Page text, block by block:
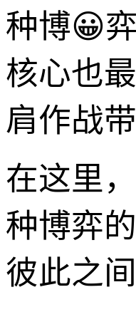
种博😀
核心也
肩作战
在这里
种博弈
彼此之